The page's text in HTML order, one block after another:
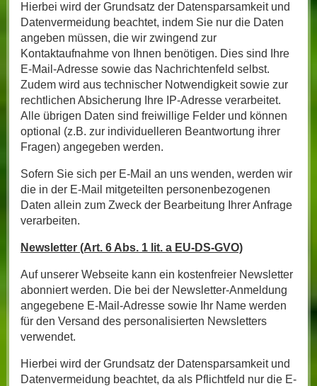
Hierbei wird der Grundsatz der Datensparsamkeit und
Datenvermeidung beachtet, indem Sie nur die Daten
angeben müssen, die wir zwingend zur
Kontaktaufnahme von Ihnen benötigen. Dies sind Ihre
E-Mail-Adresse sowie das Nachrichtenfeld selbst.
Zudem wird aus technischer Notwendigkeit sowie zur
rechtlichen Absicherung Ihre IP-Adresse verarbeitet.
Alle übrigen Daten sind freiwillige Felder und können
optional (z.B. zur individuelleren Beantwortung ihrer
Fragen) angegeben werden.
Sofern Sie sich per E-Mail an uns wenden, werden wir
die in der E-Mail mitgeteilten personenbezogenen
Daten allein zum Zweck der Bearbeitung Ihrer Anfrage
verarbeiten.
Newsletter (Art. 6 Abs. 1 lit. a EU-DS-GVO)
Auf unserer Webseite kann ein kostenfreier Newsletter
abonniert werden. Die bei der Newsletter-Anmeldung
angegebene E-Mail-Adresse sowie Ihr Name werden
für den Versand des personalisierten Newsletters
verwendet.
Hierbei wird der Grundsatz der Datensparsamkeit und
Datenvermeidung beachtet, da als Pflichtfeld nur die E-